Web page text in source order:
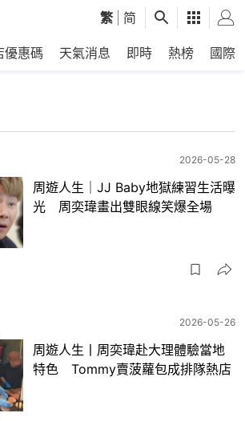
繁 简
優惠碼 天氣消息 即時 熱榜 國際
2026-05-28
周遊人生｜JJ Baby地獄練習生活曝
光 周奕瑋畫出雙眼線笑爆全場
2026-05-26
周遊人生丨周奕瑋赴大理體驗當地
特色 Tommy賣菠蘿包成排隊熱店